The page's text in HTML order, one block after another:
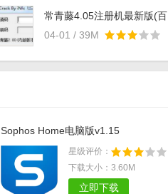
常青藤4.05注册机最新版(百
04-01 / 39M
Sophos Home电脑版v1.15
星级评价：
下载大小：3.60M
立即下载